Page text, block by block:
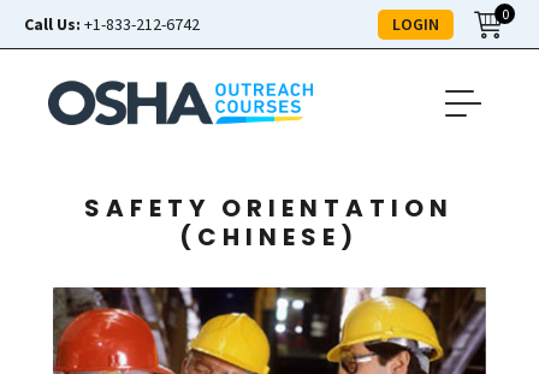
Call Us: +1-833-212-6742 LOGIN 0
SAFETY ORIENTATION
(CHINESE)